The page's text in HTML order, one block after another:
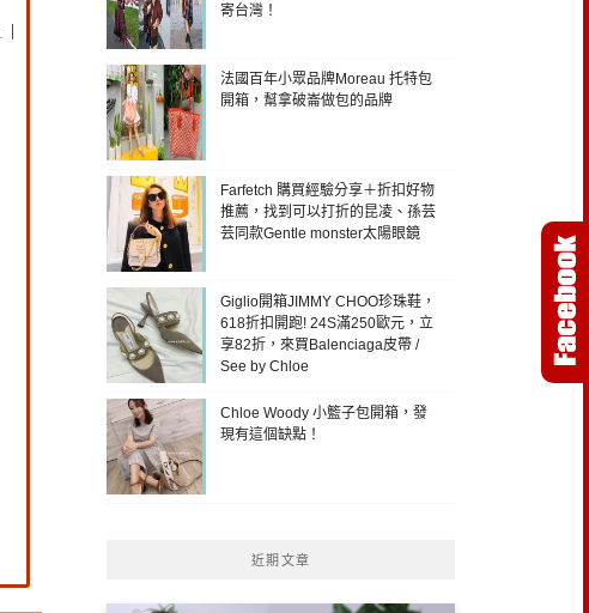
|
寄台灣！
法國百年小眾品牌Moreau 托特包
開箱，幫拿破崙做包的品牌
Farfetch 購買經驗分享＋折扣好物
推薦，找到可以打折的昆凌、孫芸
芸同款Gentle monster太陽眼鏡
Giglio開箱JIMMY CHOO珍珠鞋，
618折扣開跑! 24S滿250歐元，立
享82折，來買Balenciaga皮帶 /
See by Chloe
Chloe Woody 小籃子包開箱，發
現有這個缺點！
近期文章